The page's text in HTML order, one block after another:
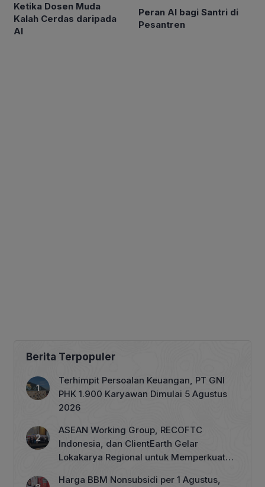
Ketika Dosen Muda
Kalah Cerdas daripada
AI
Peran AI bagi Santri di
Pesantren
Berita Terpopuler
Terhimpit Persoalan Keuangan, PT GNI
PHK 1.900 Karyawan Dimulai 5 Agustus
2026
ASEAN Working Group, RECOFTC
Indonesia, dan ClientEarth Gelar
Lokakarya Regional untuk Memperkuat
Harga BBM Nonsubsidi per 1 Agustus,